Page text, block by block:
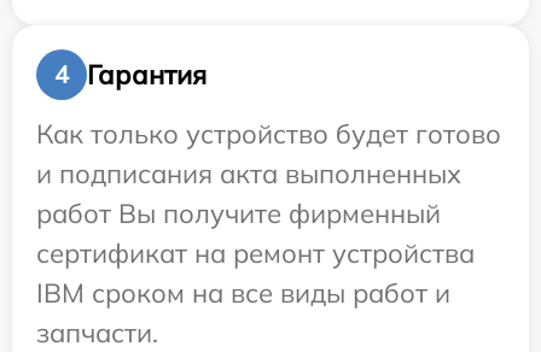
4
Гарантия
Как только устройство будет готово
и подписания акта выполненных
работ Вы получите фирменный
сертификат на ремонт устройства
IBM сроком на все виды работ и
запчасти.